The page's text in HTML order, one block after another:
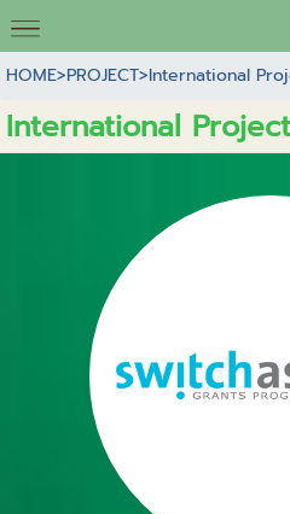
HOME>PROJECT>International
International